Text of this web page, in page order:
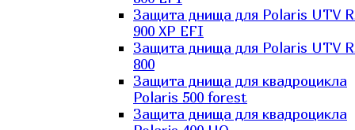
Защита днища для Polaris UTV
900 XP EFI
Защита днища для Polaris UTV
800
Защита днища для квадроцикла
Polaris 500 forest
Защита днища для квадроцикла